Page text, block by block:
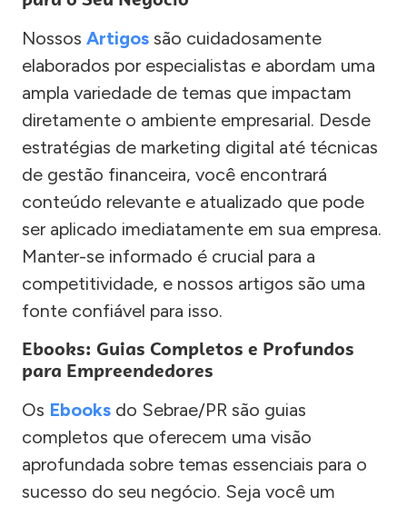
Nossos Artigos são cuidadosamente
elaborados por especialistas e abordam uma
ampla variedade de temas que impactam
diretamente o ambiente empresarial. Desde
estratégias de marketing digital até técnicas
de gestão financeira, você encontrará
conteúdo relevante e atualizado que pode
ser aplicado imediatamente em sua empresa.
Manter-se informado é crucial para a
competitividade, e nossos artigos são uma
fonte confiável para isso.
Ebooks: Guias Completos e Profundos
para Empreendedores
Os Ebooks do Sebrae/PR são guias
completos que oferecem uma visão
aprofundada sobre temas essenciais para o
sucesso do seu negócio. Seja você um